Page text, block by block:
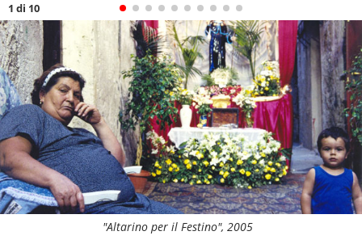
1 di 10
"Altarino per il Festino", 2005